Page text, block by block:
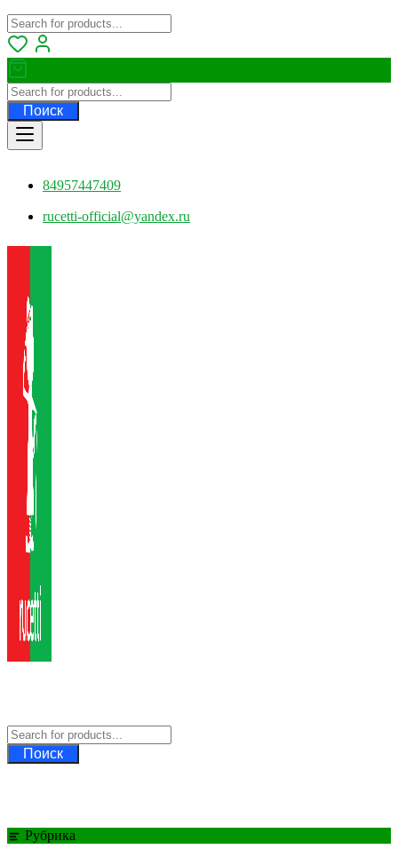
Поиск
84957447409
rucetti-official@yandex.ru
Поиск
Рубрика